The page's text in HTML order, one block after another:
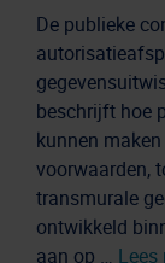
De publieke
beschrijft hoe
kunnen
voorwaarden,
transmurale
ontwikkeld
aan op … Lees